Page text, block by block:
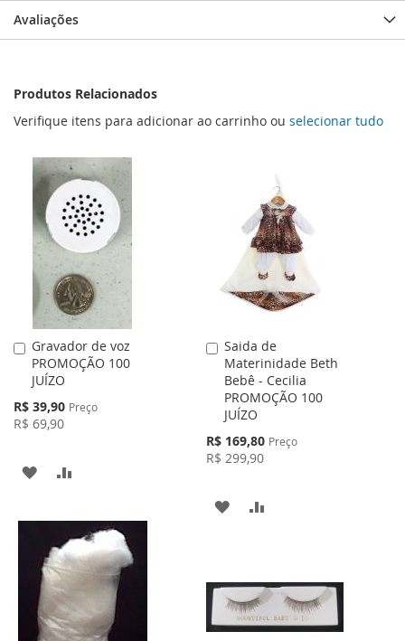
Avaliações
Produtos Relacionados
Verifique itens para adicionar ao carrinho ou selecionar tudo
Gravador de voz
PROMOÇÃO 100
JUÍZO
Preço
Especial
R$ 39,90 Preço
R$ 69,90
Adicionar
ao
Carrinho
ADICIONAR
DE
DESEJOS
COMPARAR
Saida de
Materinidade Beth
Bebê - Cecilia
PROMOÇÃO 100
JUÍZO
Preço
Especial
R$ 169,80 Preço
R$ 299,90
Adicionar
ao
Carrinho
ADICIONAR
DE
DESEJOS